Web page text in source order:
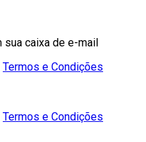
sua caixa de e-mail
Termos e Condições
Termos e Condições